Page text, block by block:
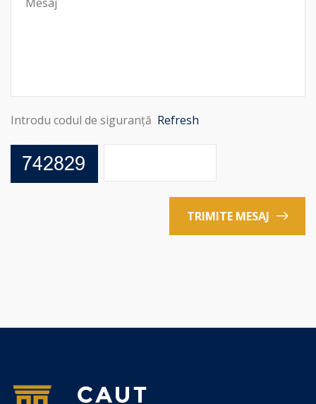
Introdu codul de siguranță Refresh
TRIMITE MESAJ